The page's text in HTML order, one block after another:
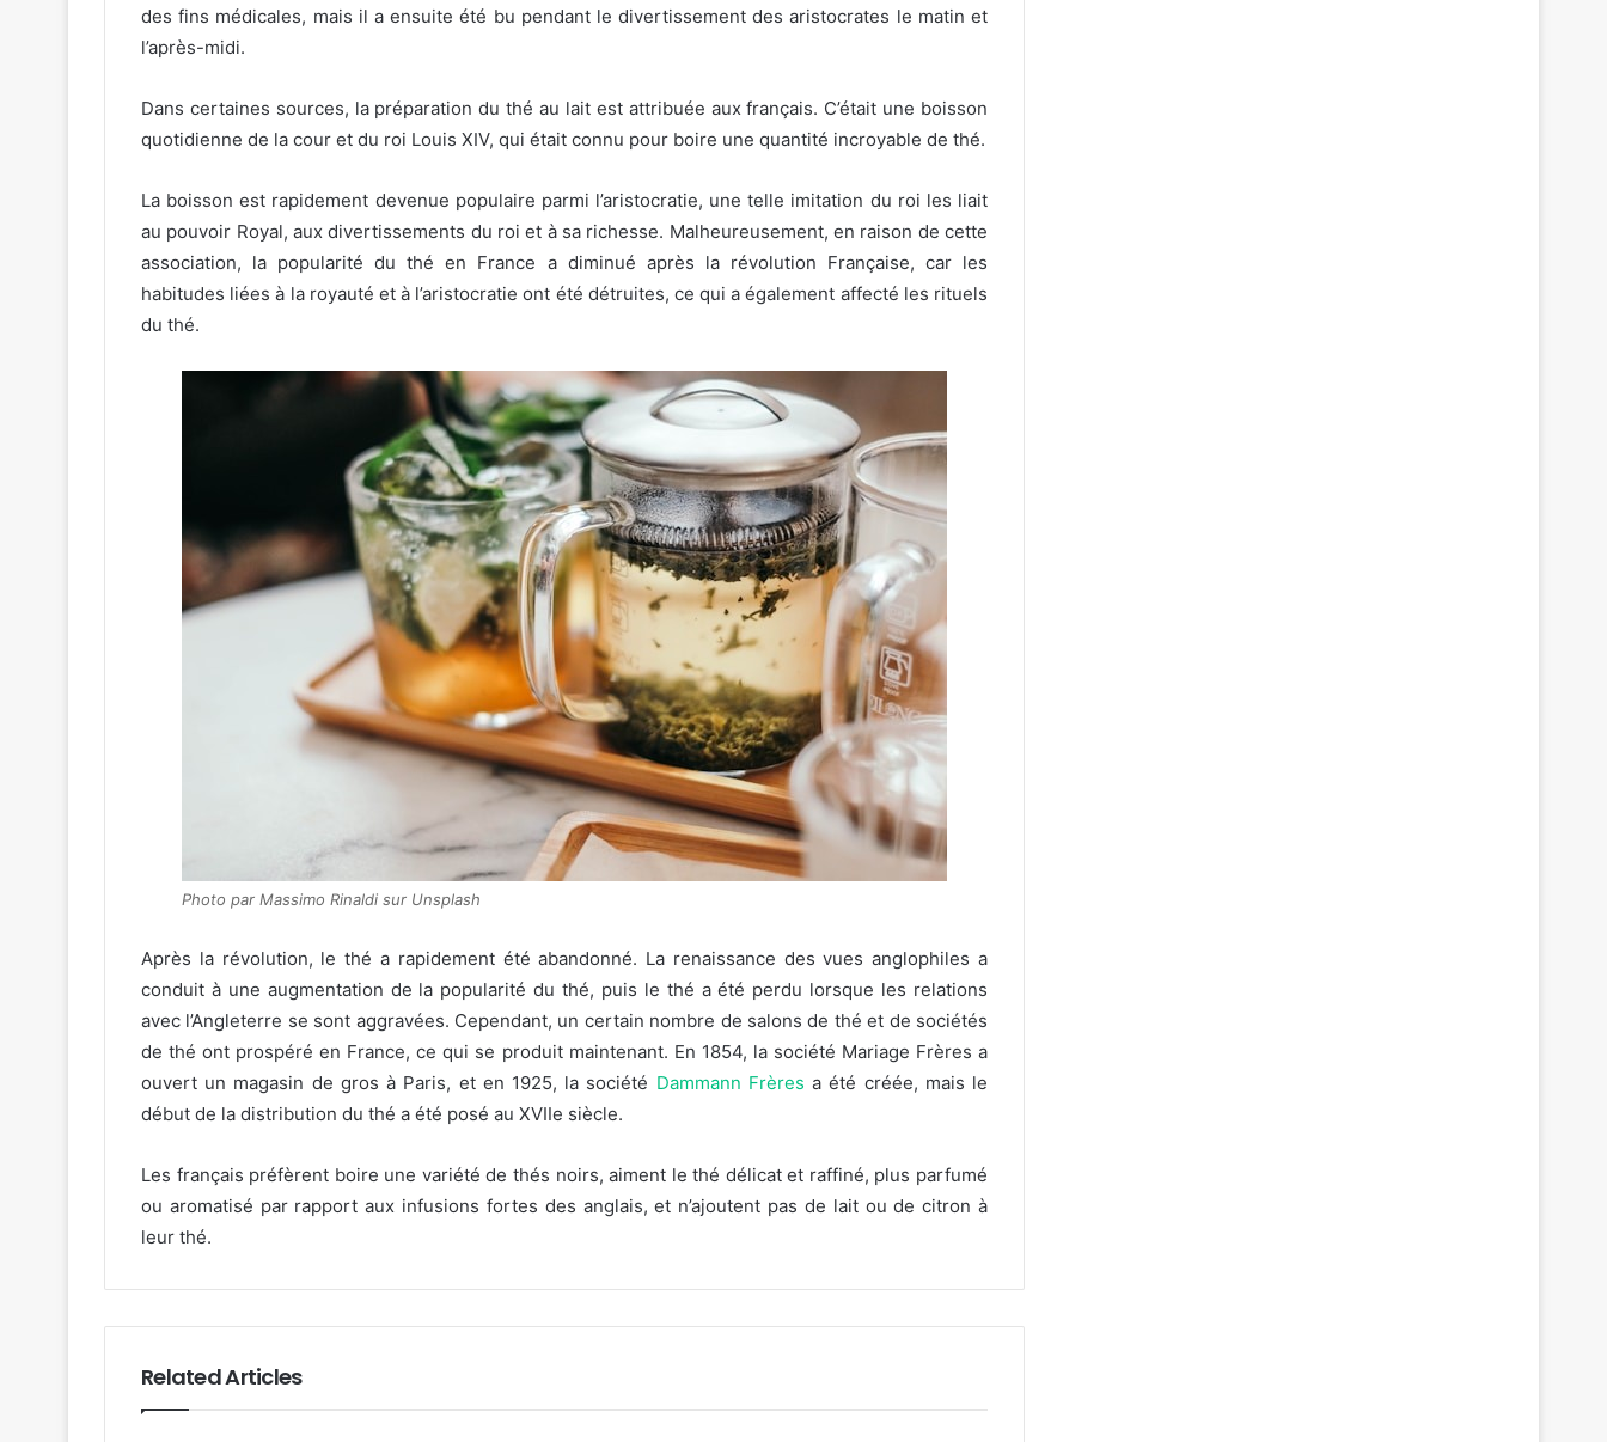
des fins médicales, mais il a ensuite été bu pendant le divertissement des aristocrates le matin et
l’après-midi.
Dans certaines sources, la préparation du thé au lait est attribuée aux français. C’était une boisson
quotidienne de la cour et du roi Louis XIV, qui était connu pour boire une quantité incroyable de thé.
La boisson est rapidement devenue populaire parmi l’aristocratie, une telle imitation du roi les liait
au pouvoir Royal, aux divertissements du roi et à sa richesse. Malheureusement, en raison de cette
association, la popularité du thé en France a diminué après la révolution Française, car les
habitudes liées à la royauté et à l’aristocratie ont été détruites, ce qui a également affecté les rituels
du thé.
Photo par Massimo Rinaldi sur Unsplash
Après la révolution, le thé a rapidement été abandonné. La renaissance des vues anglophiles a
conduit à une augmentation de la popularité du thé, puis le thé a été perdu lorsque les relations
avec l’Angleterre se sont aggravées. Cependant, un certain nombre de salons de thé et de sociétés
de thé ont prospéré en France, ce qui se produit maintenant. En 1854, la société Mariage Frères a
ouvert un magasin de gros à Paris, et en 1925, la société Dammann Frères a été créée, mais le
début de la distribution du thé a été posé au XVIIe siècle.
Les français préfèrent boire une variété de thés noirs, aiment le thé délicat et raffiné, plus parfumé
ou aromatisé par rapport aux infusions fortes des anglais, et n’ajoutent pas de lait ou de citron à
leur thé.
Related Articles